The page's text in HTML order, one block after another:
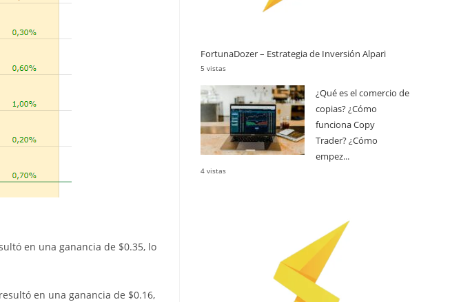
en una ganancia de $0.35, lo
en una ganancia de $0.16,
FortunaDozer – Estrategia de Inversión Alpari
5 vistas
¿Qué es el comercio de
copias? ¿Cómo
funciona Copy
Trader? ¿Cómo
empez...
4 vistas